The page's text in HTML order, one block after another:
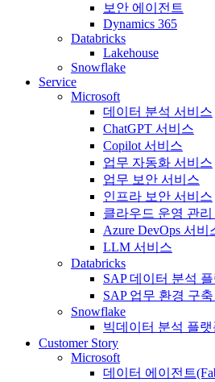
보안 에이전트
Dynamics 365
Databricks
Lakehouse
Snowflake
Service
Microsoft
데이터 분석 서비스
ChatGPT 서비스
Copilot 서비스
업무 자동화 서비스
업무 보안 서비스
인프라 보안 서비스
클라우드 운영 관
Azure DevOps 서비
LLM 서비스
Databricks
SAP 데이터 분석
SAP 업무 환경 구
Snowflake
빅데이터 분석 플
Customer Story
Microsoft
데이터 에이전트